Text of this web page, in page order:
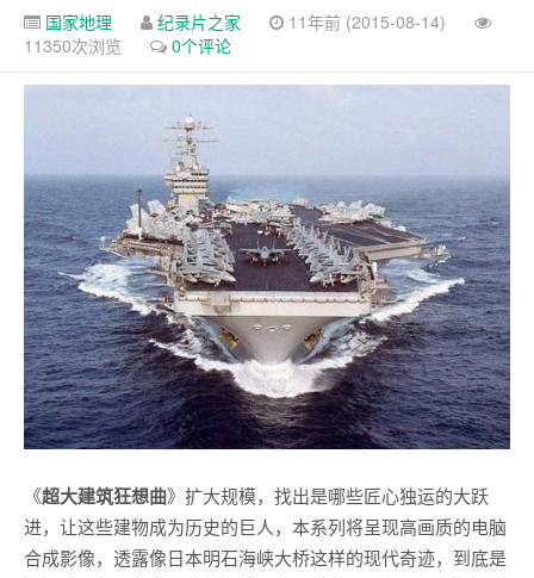
国家地理 纪录片之家
11年前 (2015-08-14)
11350次浏览
0个评论
《超大建筑狂想曲》扩大规模，找出是哪些匠心独运的大跃
进，让这些建物成为历史的巨人，本系列将呈现高画质的电脑
合成影像，透露像日本明石海峡大桥这样的现代奇迹，到底是